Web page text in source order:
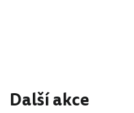
Další akce